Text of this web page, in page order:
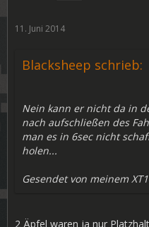
11. Juni 2014
Blacksheep schrieb:
Nein kann er nicht da in
nach aufschließen des
man es in 6sec nicht
holen...
Gesendet von meinem
2 Äpfel waren ja nur